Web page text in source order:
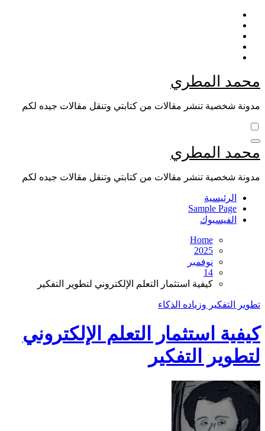
Skip
content
محمد المطري
مدونة شخصية تنشر مقالات من كتابتي وتنقل مقالات جيده لكم
محمد المطري
مدونة شخصية تنشر مقالات من كتابتي وتنقل مقالات جيده لكم
الرئيسية
Sample Page
الفيسبوك
Home
2025
نوفمبر
14
كيفية استثمار التعلم الإلكتروني لتطوير التفكير
تطوير التفكير وزياده الذكاء
كيفية استثمار التعلم الإلكتروني
لتطوير التفكير